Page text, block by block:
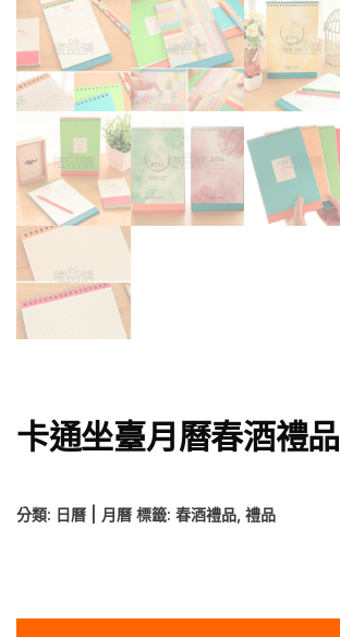
卡通坐臺月曆春酒禮品
分類: 日曆 | 月曆 標籤: 春酒禮品 禮品